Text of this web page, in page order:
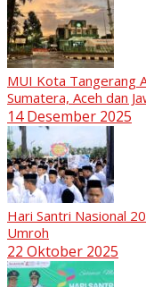
MUI Kota Tangerang
Sumatera, Aceh dan
14 Desember 2025
Hari Santri Nasional
Umroh
22 Oktober 2025